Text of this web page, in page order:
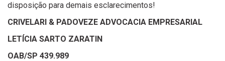
disposição para demais esclarecimentos!
CRIVELARI & PADOVEZE ADVOCACIA EMPRESARIAL
LETÍCIA SARTO ZARATIN
OAB/SP 439.989